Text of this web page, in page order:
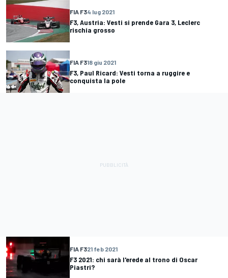
FIA F34 lug 2021
F3, Austria: Vesti si prende Gara 3, Leclerc
rischia grosso
FIA F318 giu 2021
F3, Paul Ricard: Vesti torna a ruggire e
conquista la pole
FIA F321 feb 2021
F3 2021: chi sarà l'erede al trono di Oscar
Piastri?